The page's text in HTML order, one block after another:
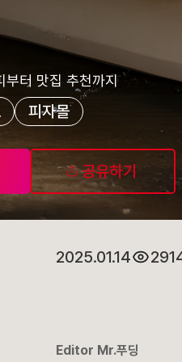
부터 맛집 추천까지
피자몰
공유하기
2025.01.14
Editor Mr.푸딩